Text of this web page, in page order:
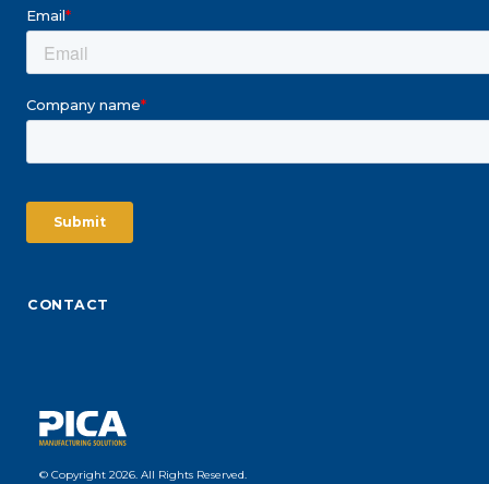
CONTACT
© Copyright 2026. All Rights Reserved.